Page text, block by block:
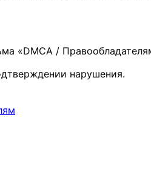
«DMCA /
нарушения.